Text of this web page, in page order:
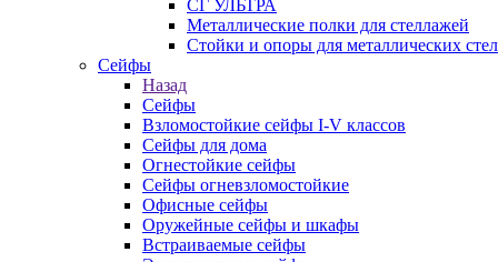
СГ УЛЬТРА
Металлические полки для стеллажей
Стойки и опоры для металлических
Сейфы
Назад
Сейфы
Взломостойкие сейфы I-V классов
Сейфы для дома
Огнестойкие сейфы
Сейфы огневзломостойкие
Офисные сейфы
Оружейные сейфы и шкафы
Встраиваемые сейфы